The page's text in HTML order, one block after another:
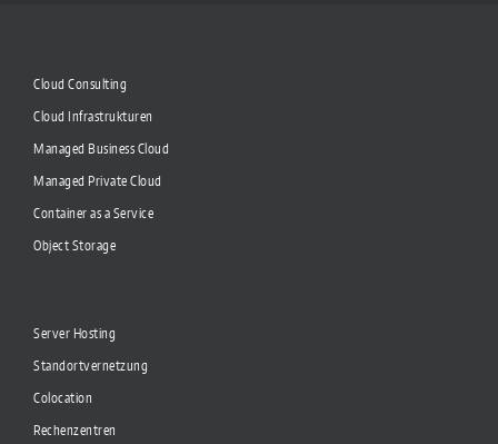
Cloud Consulting
Cloud Infrastrukturen
Managed Business Cloud
Managed Private Cloud
Container as a Service
Object Storage
Server Hosting
Standortvernetzung
Colocation
Rechenzentren